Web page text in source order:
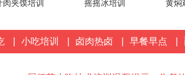
肉夹馍培训 摇摇冰培训 黄焖
小吃培训 卤肉热卤 早餐早点